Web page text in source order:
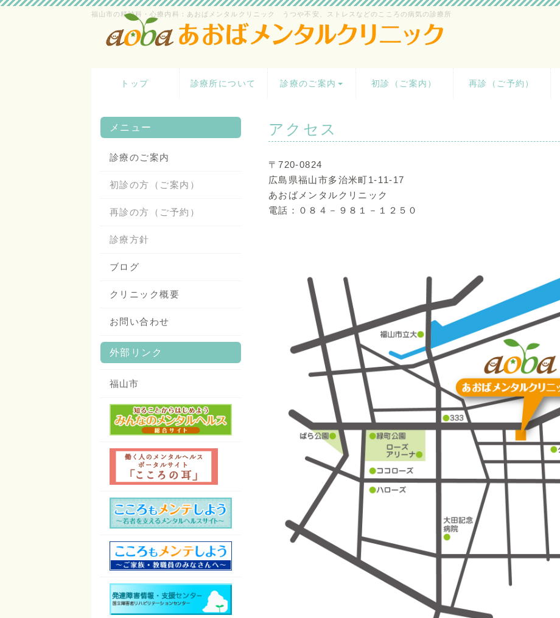
福山市の精神科・心療内科：あおばメンタルクリニック うつや不安、ストレスなどのこころの病気の診療所
トップ 診療所について 診療のご案内 初診（ご案内） 再診（ご予約）
アクセス
〒720-0824
広島県福山市多治米町1-11-17
あおばメンタルクリニック
電話：０８４－９８１－１２５０
メニュー
診療のご案内
初診の方（ご案内）
再診の方（ご予約）
診療方針
ブログ
クリニック概要
お問い合わせ
外部リンク
福山市